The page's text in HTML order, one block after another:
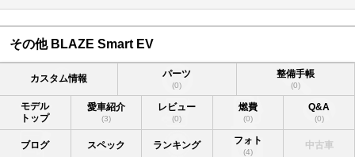
その他 BLAZE Smart EV
カスタム情報 パーツ
(0)
整備手帳
(0)
モデル
トップ
愛車紹介
(3)
レビュー
(0)
燃費
(0)
Q&A
(0)
ブログ スペック ランキング フォト
(4)
中古車